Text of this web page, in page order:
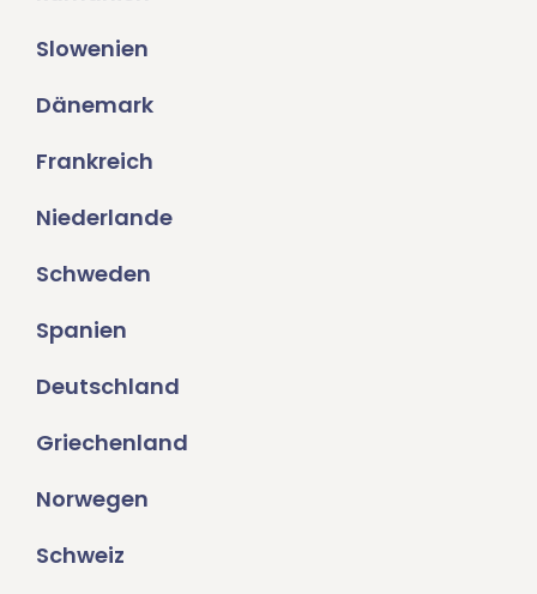
Slowenien
Dänemark
Frankreich
Niederlande
Schweden
Spanien
Deutschland
Griechenland
Norwegen
Schweiz